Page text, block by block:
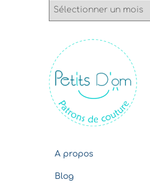
v
e
s
A propos
Blog